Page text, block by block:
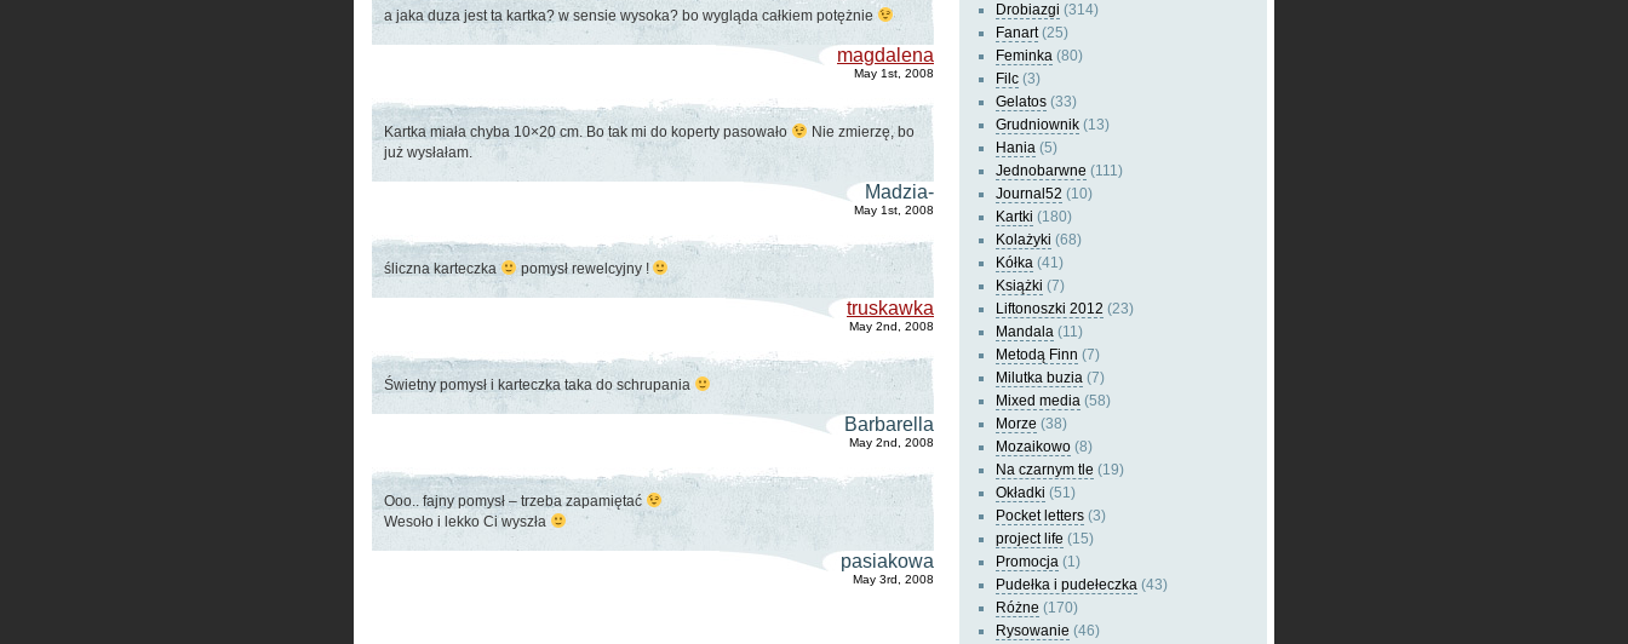
a jaka duza jest ta kartka? w sensie wysoka? bo wygląda całkiem potężnie
magdalena
May 1st, 2008
Kartka miała chyba 10×20 cm. Bo tak mi do koperty pasowało
Nie zmierzę, bo
już wysłałam.
Madzia-
May 1st, 2008
śliczna karteczka pomysł rewelcyjny !
truskawka
May 2nd, 2008
Świetny pomysł i karteczka taka do schrupania
Barbarella
May 2nd, 2008
Ooo.. fajny pomysł – trzeba zapamiętać
Wesoło i lekko Ci wyszła
pasiakowa
May 3rd, 2008
Drobiazgi (314)
Fanart(25)
Feminka (80)
Filc (3)
Gelatos (33)
Grudniownik (13)
Hania (5)
Jednobarwne (111)
Journal52 (10)
Kartki (180)
Kolażyki (68)
Kółka (41)
Książki (7)
Liftonoszki 2012 (23)
Mandala (11)
Metodą Finn (7)
Milutka buzia (7)
Mixed media (58)
Morze (38)
Mozaikowo (8)
Na czarnym tle (19)
Okładki (51)
Pocket letters (3)
project life (15)
Promocja (1)
Pudełka i pudełeczka (43)
Różne (170)
Rysowanie (46)